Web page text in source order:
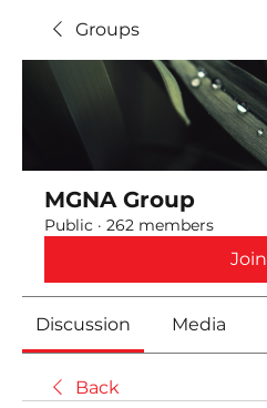
Groups
MGNA Group
Public · 262 members
Join
Discussion Media
Back